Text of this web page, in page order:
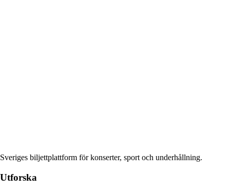
Sveriges biljettplattform för konserter, sport och underhållning.
Utforska